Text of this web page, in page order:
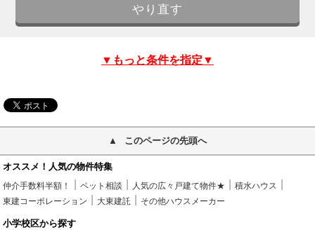
▼もっと条件を指定▼
このページの先頭へ
オススメ！人気の物件特集
仲介手数料半額！ ペット相談 人気の広々戸建て物件★
積水ハウス
東建コーポレーション
大東建託 その他ハウスメーカー
小学校区から探す